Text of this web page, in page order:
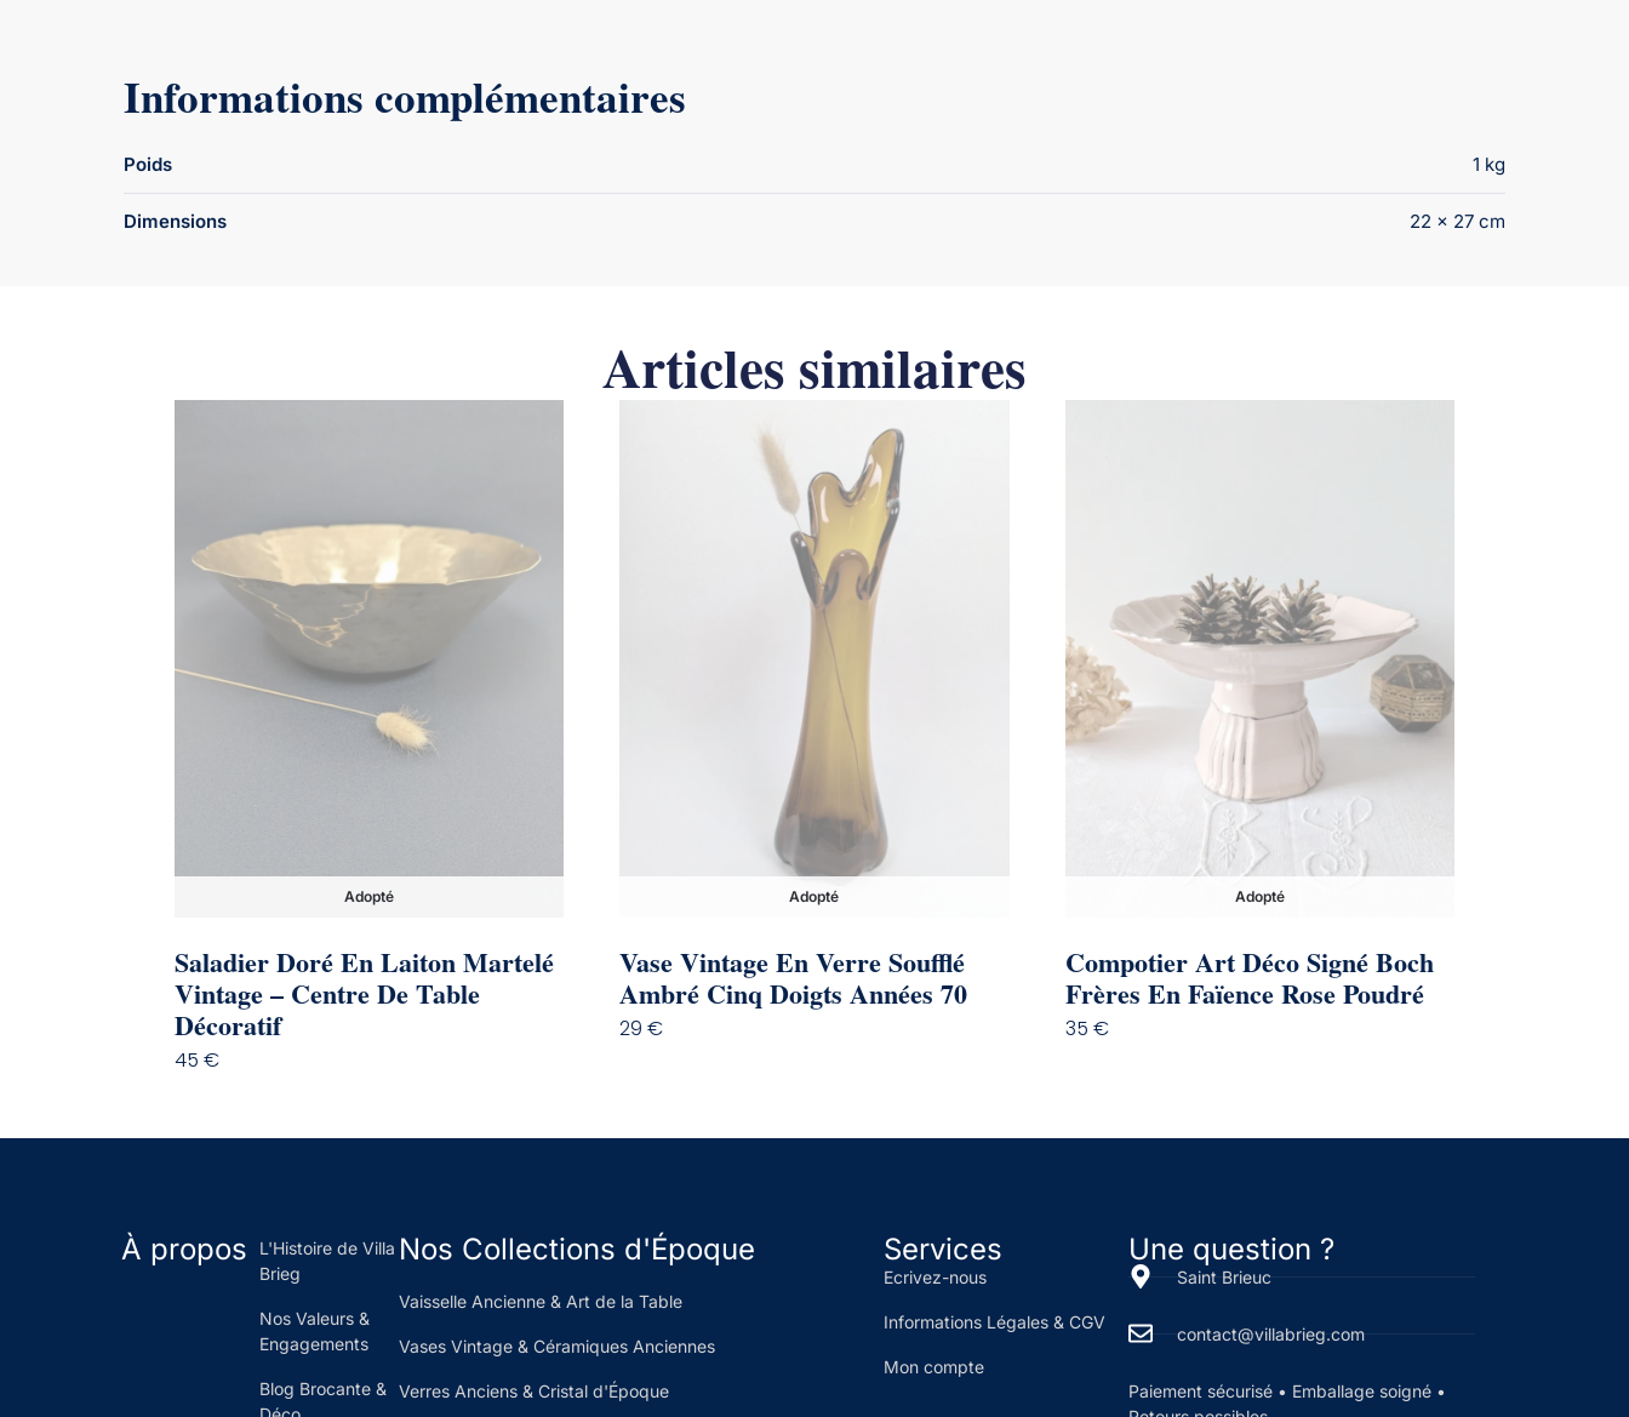
Informations complémentaires
Poids 1 kg
Dimensions 22 × 27 cm
Articles similaires
Adopté
Saladier Doré En Laiton Martelé
Vintage – Centre De Table
Décoratif
45 €
Adopté
Vase Vintage En Verre Soufflé
Ambré Cinq Doigts Années 70
29€
Adopté
Compotier Art Déco Signé Boch
Frères En Faïence Rose Poudré
35 €
À propos
L'Histoire de Villa
Brieg
Nos Valeurs &
Engagements
Blog Brocante &
Nos Collections d'Époque
Vaisselle Ancienne & Art de la Table
Vases Vintage & Céramiques Anciennes
Verres Anciens & Cristal d'Époque
Services
Ecrivez-nous
Informations Légales & CGV
Mon compte
Une question ?
Saint Brieuc
contact@villabrieg.com
Paiement sécurisé • Emballage soigné •